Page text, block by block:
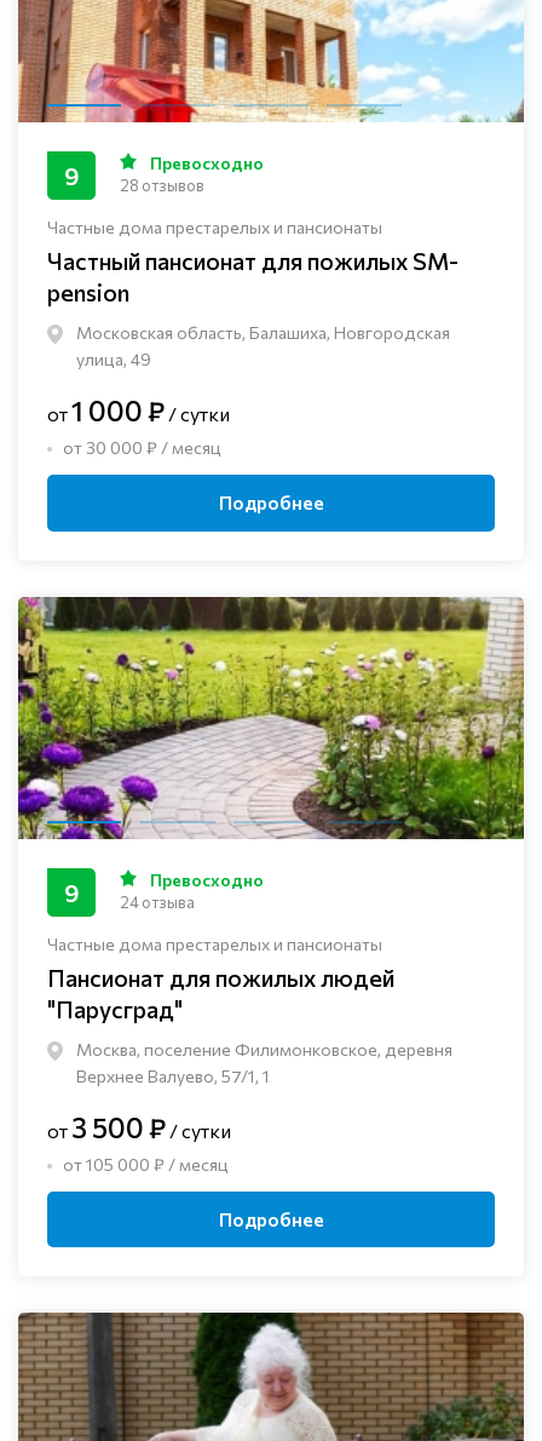
Частные дома престарелых и пансионаты
Частный пансионат для пожилых SM-
pension
Московская область, Балашиха, Новгородская
улица, 49
9 Превосходно
28 отзывов
от1 000 ₽ / сутки
от 30 000 ₽ / месяц
Подробнее
Частные дома престарелых и пансионаты
Пансионат для пожилых людей
"Парусград"
Москва, поселение Филимонковское, деревня
Верхнее Валуево, 57/1, 1
9 Превосходно
24 отзыва
от 3 500 ₽ / сутки
от 105 000 ₽ / месяц
Подробнее